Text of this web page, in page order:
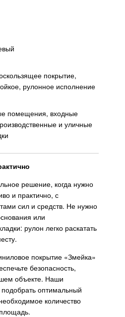
покрытие,
рулонное исполнение
помещения, входные
и уличные
решение, когда нужно
и практично, с
сил и средств. Не нужно
или
рулон легко раскатать
покрытие «Змейка»
безопасность,
объекте. Наши
оптимальный
количество